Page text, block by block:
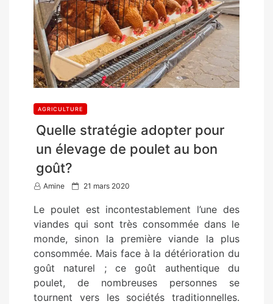
AGRICULTURE
Quelle stratégie adopter pour
un élevage de poulet au bon
goût?
Amine
P
s
t
e
d
o
n
21 mars 2020
Le poulet est incontestablement l’une des
viandes qui sont très consommée dans le
monde, sinon la première viande la plus
consommée. Mais face à la détérioration du
goût naturel ; ce goût authentique du
poulet, de nombreuses personnes se
tournent vers les sociétés traditionnelles.